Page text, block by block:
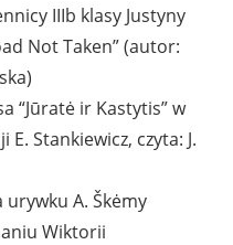
IIIb klasy Justyny
Not Taken” (autor:
“Jūratė ir Kastytis” w
Stankiewicz, czyta: J.
A. Škėmy
Wiktorii